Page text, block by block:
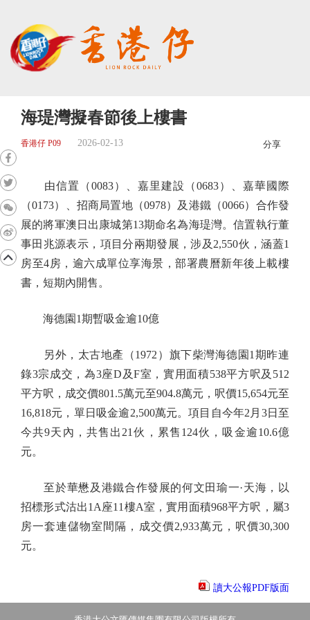
海瑅灣擬春節後上樓書
香港仔 P09 2026-02-13 分享
由信置（0083）、嘉里建設（0683）、嘉華國際
（0173）、招商局置地（0978）及港鐵（0066）合作發
展的將軍澳日出康城第13期命名為海瑅灣。信置執行董
事田兆源表示，項目分兩期發展，涉及2,550伙，涵蓋1
房至4房，逾六成單位享海景，部署農曆新年後上載樓
書，短期內開售。
海德園1期暫吸金逾10億
另外，太古地產（1972）旗下柴灣海德園1期昨連
錄3宗成交，為3座D及F室，實用面積538平方呎及512
平方呎，成交價801.5萬元至904.8萬元，呎價15,654元至
16,818元，單日吸金逾2,500萬元。項目自今年2月3日至
今共9天內，共售出21伙，累售124伙，吸金逾10.6億
元。
至於華懋及港鐵合作發展的何文田瑜一·天海，以
招標形式沽出1A座11樓A室，實用面積968平方呎，屬3
房一套連儲物室間隔，成交價2,933萬元，呎價30,300
元。
讀大公報PDF版面